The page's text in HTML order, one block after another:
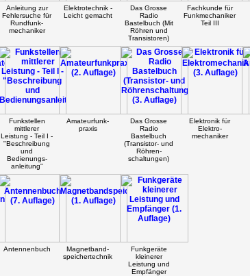
Anleitung zur
Fehlersuche für
Rundfunk-
mechaniker
Elektrotechnik -
Leicht gemacht
Das Grosse
Radio
Bastelbuch (Mit
Röhren und
Transistoren)
Fachkunde für
Funkmechaniker
Teil III
Funkstellen
mittlerer
Leistung - Teil I -
"Beschreibung
und
Bedienungs-
anleitung"
Amateurfunk-
praxis
Das Grosse
Radio
Bastelbuch
(Transistor- und
Röhren-
schaltungen)
Elektronik für
Elektro-
mechaniker
Antennenbuch
Magnetband-
speichertechnik
Funkgeräte
kleinerer
Leistung und
Empfänger